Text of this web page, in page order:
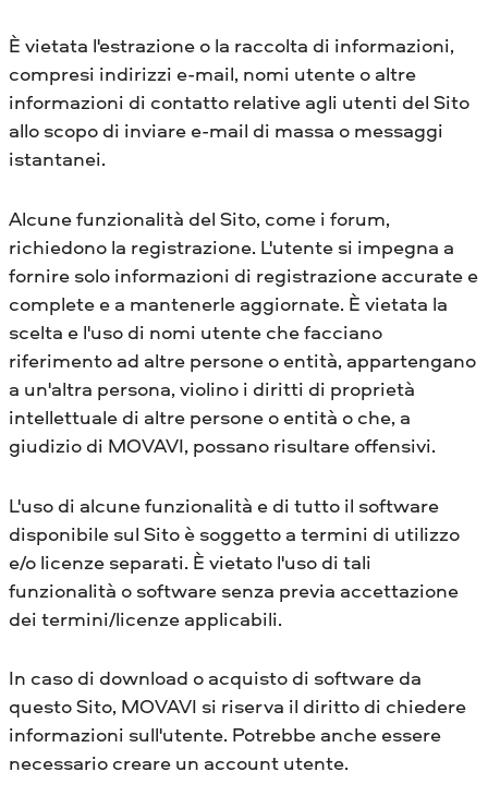
È vietata l'estrazione o la raccolta di informazioni,
compresi indirizzi e-mail, nomi utente o altre
informazioni di contatto relative agli utenti del Sito
allo scopo di inviare e-mail di massa o messaggi
istantanei.
Alcune funzionalità del Sito, come i forum,
richiedono la registrazione. L'utente si impegna a
fornire solo informazioni di registrazione accurate e
complete e a mantenerle aggiornate. È vietata la
scelta e l'uso di nomi utente che facciano
riferimento ad altre persone o entità, appartengano
a un'altra persona, violino i diritti di proprietà
intellettuale di altre persone o entità o che, a
giudizio di MOVAVI, possano risultare offensivi.
L'uso di alcune funzionalità e di tutto il software
disponibile sul Sito è soggetto a termini di utilizzo
e/o licenze separati. È vietato l'uso di tali
funzionalità o software senza previa accettazione
dei termini/licenze applicabili.
In caso di download o acquisto di software da
questo Sito, MOVAVI si riserva il diritto di chiedere
informazioni sull'utente. Potrebbe anche essere
necessario creare un account utente.